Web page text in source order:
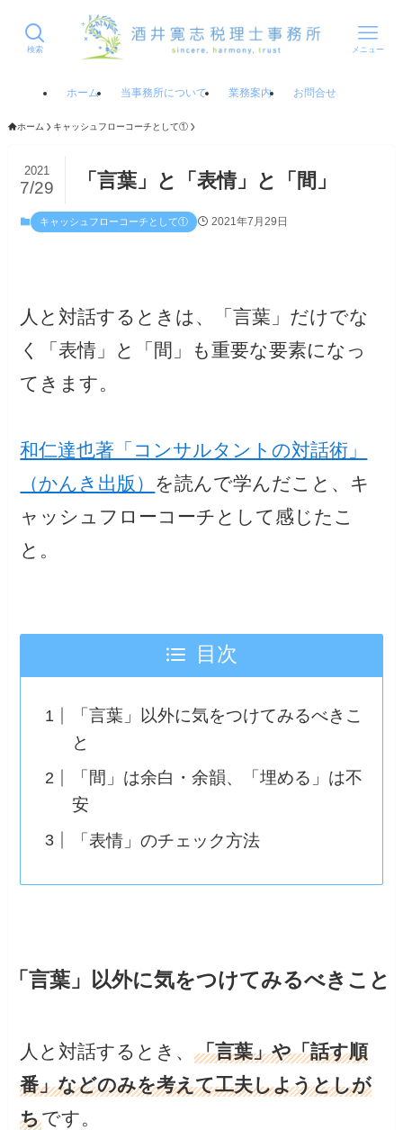
検索 メニュー
ホーム 当事務所について 業務案内 お問合せ
ホーム キャッシュフローコーチとして①
「言葉」と「表情」と「間」
2021
7/29
キャッシュフローコーチとして① 2021年7月29日
人と対話するときは、「言葉」だけでな
く「表情」と「間」も重要な要素になっ
てきます。
和仁達也著「コンサルタントの対話術」
（かんき出版） を読んで学んだこと、キ
ャッシュフローコーチとして感じたこ
と。
目次
「言葉」以外に気をつけてみるべきこ
と
「間」は余白・余韻、「埋める」は不
安
「表情」のチェック方法
「言葉」以外に気をつけてみるべきこと
人と対話するとき、「言葉」や「話す順
番」などのみを考えて工夫しようとしが
ちです。